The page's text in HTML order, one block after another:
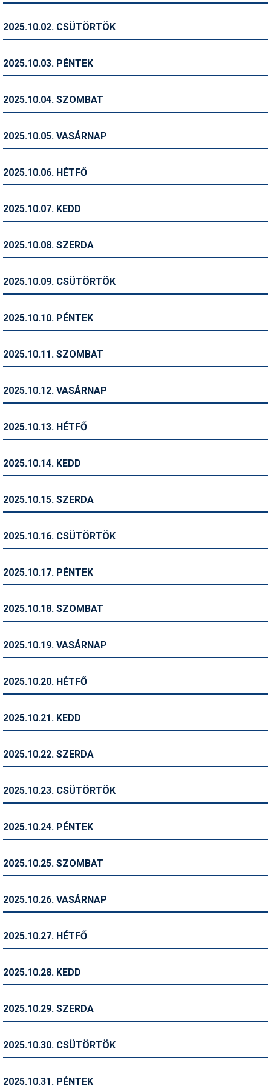
Ingatlan
Kerékpár
Magazinok
Pályázatok
Síbérletárak
Sífelszerelés
Símánia
Síszerviz
Snowboard
Szakértők
Telemark
Történelem
Utazási tippek
2025.10.02. CSÜTÖRTÖK
2025.10.03. PÉNTEK
2025.10.04. SZOMBAT
2025.10.05. VASÁRNAP
2025.10.06. HÉTFŐ
2025.10.07. KEDD
2025.10.08. SZERDA
2025.10.09. CSÜTÖRTÖK
2025.10.10. PÉNTEK
2025.10.11. SZOMBAT
2025.10.12. VASÁRNAP
2025.10.13. HÉTFŐ
2025.10.14. KEDD
2025.10.15. SZERDA
2025.10.16. CSÜTÖRTÖK
2025.10.17. PÉNTEK
2025.10.18. SZOMBAT
2025.10.19. VASÁRNAP
2025.10.20. HÉTFŐ
2025.10.21. KEDD
2025.10.22. SZERDA
2025.10.23. CSÜTÖRTÖK
2025.10.24. PÉNTEK
2025.10.25. SZOMBAT
2025.10.26. VASÁRNAP
2025.10.27. HÉTFŐ
2025.10.28. KEDD
2025.10.29. SZERDA
2025.10.30. CSÜTÖRTÖK
2025.10.31. PÉNTEK